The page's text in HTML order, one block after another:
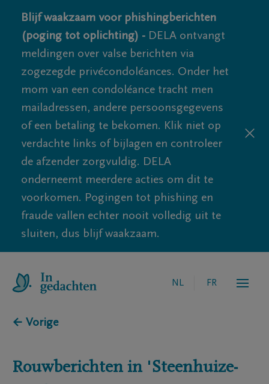
Blijf waakzaam voor phishingberichten
(poging tot oplichting) - DELA ontvangt
meldingen over valse berichten via
zogezegde privécondoléances. Onder het
mom van een condoléance tracht men
mailadressen, andere persoonsgegevens
of een betaling te bekomen. Klik niet op
verdachte links of bijlagen en controleer
de afzender zorgvuldig. DELA
onderneemt meerdere acties om dit te
voorkomen. Pogingen tot phishing en
fraude vallen echter nooit volledig uit te
sluiten, dus blijf waakzaam.
NL FR
← Vorige
Rouwberichten in 'Steenhuize-